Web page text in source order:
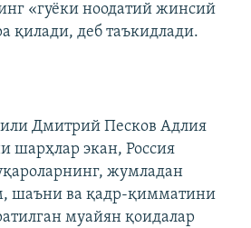
«гуёки ноодатий жинсий
қилади, деб таъкидлади.
Дмитрий Песков Адлия
шарҳлар экан, Россия
жумладан
шаъни ва қадр-қимматини
муайян қоидалар